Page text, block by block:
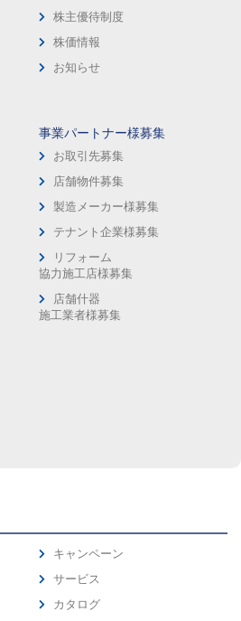
株主優待制度
株価情報
お知らせ
事業パートナー様募集
お取引先募集
店舗物件募集
製造メーカー様募集
テナント企業様募集
リフォーム
協力施工店様募集
店舗什器
施工業者様募集
キャンペーン
サービス
カタログ